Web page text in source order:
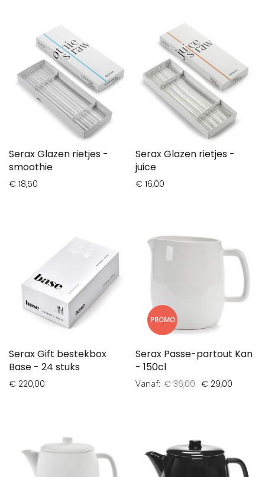
Serax Glazen rietjes -
smoothie
€ 18,50
Serax Glazen rietjes -
juice
€ 16,00
Serax Gift bestekbox
Base - 24 stuks
€ 220,00
PROMO
Serax Passe-partout Kan
- 150cl
Vanaf € 29,00
€ 36,00